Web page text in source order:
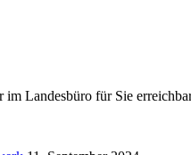
Landesbüro für Sie